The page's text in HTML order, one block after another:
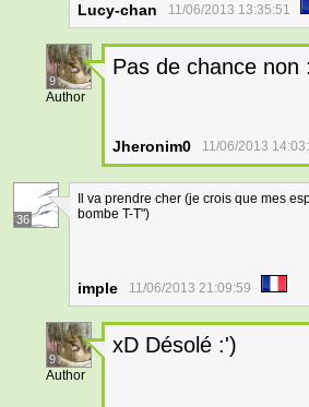
Lucy-chan 11/06/2013 13:35:51
9
Author
Pas de chance non
Jheronim0 11/06/2013
36
Il va prendre cher (je crois que mes
bombe T-T")
imple 11/06/2013 21:09:59
9
Author
xD Désolé :')